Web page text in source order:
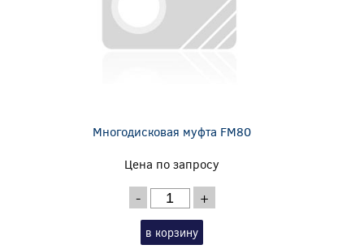
Многодисковая муфта FM80
Цена по запросу
- +
в корзину